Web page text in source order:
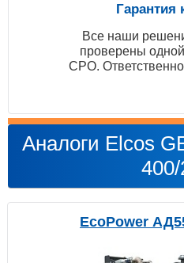
Гарантия
Все наши
проверены
СРО.
Аналоги Elcos
EcoPower